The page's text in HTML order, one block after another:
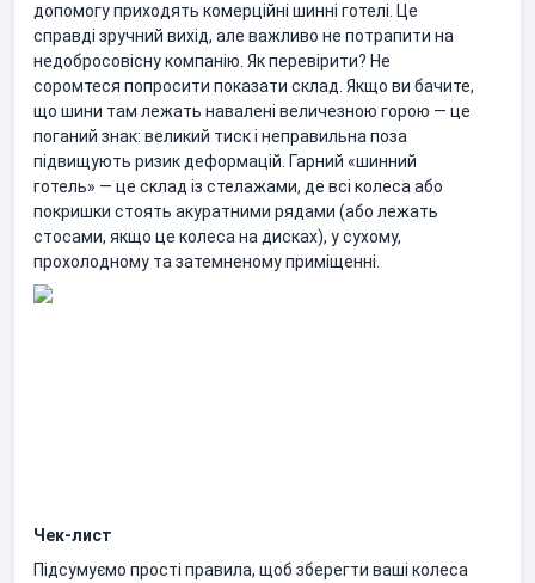
допомогу приходять комерційні шинні готелі. Це
справді зручний вихід, але важливо не потрапити на
недобросовісну компанію. Як перевірити? Не
соромтеся попросити показати склад. Якщо ви бачите,
що шини там лежать навалені величезною горою — це
поганий знак: великий тиск і неправильна поза
підвищують ризик деформацій. Гарний «шинний
готель» — це склад із стелажами, де всі колеса або
покришки стоять акуратними рядами (або лежать
стосами, якщо це колеса на дисках), у сухому,
прохолодному та затемненому приміщенні.
Чек-лист
Підсумуємо прості правила, щоб зберегти ваші колеса